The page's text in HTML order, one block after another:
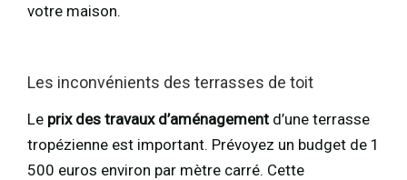
votre maison.
Les inconvénients des terrasses de toit
Le prix des travaux d’aménagement d’une terrasse
tropézienne est important. Prévoyez un budget de 1
500 euros environ par mètre carré. Cette